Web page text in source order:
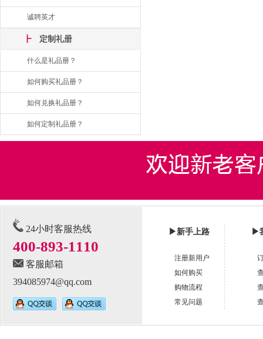
诚聘英才
┣定制礼册
什么是礼品册？
如何购买礼品册？
如何兑换礼品册？
如何定制礼品册？
24小时客服热线
400-893-1110
客服邮箱
394085974@qq.com
▶新手上路
注册新用户
如何购买
购物流程
常见问题
▶